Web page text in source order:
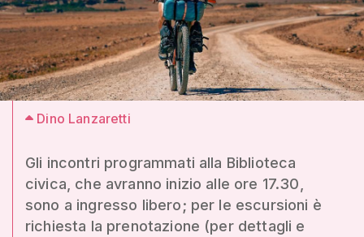
Dino Lanzaretti
Gli incontri programmati alla Biblioteca
civica, che avranno inizio alle ore 17.30,
sono a ingresso libero; per le escursioni è
richiesta la prenotazione (per dettagli e